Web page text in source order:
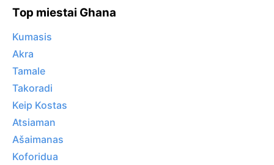
Top miestai Ghana
Kumasis
Akra
Tamale
Takoradi
Keip Kostas
Atsiaman
Ašaimanas
Koforidua